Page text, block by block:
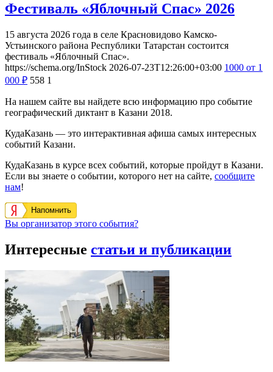
Фестиваль «Яблочный Спас» 2026
15 августа 2026 года в селе Красновидово Камско-
Устьинского района Республики Татарстан состоится
фестиваль «Яблочный Спас».
https://schema.org/InStock 2026-07-23T12:26:00+03:00 1000 от 1
000 ₽ 558 1
На нашем сайте вы найдете всю информацию про событие
географический диктант в Казани 2018.
КудаКазань — это интерактивная афиша самых интересных
событий Казани.
КудаКазань в курсе всех событий, которые пройдут в Казани.
Если вы знаете о событии, которого нет на сайте, сообщите
нам!
Напомнить
Вы организатор этого события?
Интересные статьи и публикации